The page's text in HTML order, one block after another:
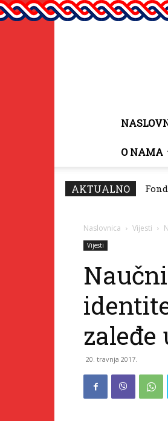
O NAMA
AKTUALNO
Naslovnica Vijesti
Vijesti
20. travnja 2017.